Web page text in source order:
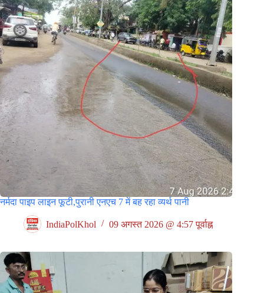
नर्मदा पाइप लाइन फूटी,पुरानी एनएच 7 में बह रहा व्यर्थ पानी
IndiaPolKhol 09 अगस्त 2026 @ 4:57 पूर्वाह्न